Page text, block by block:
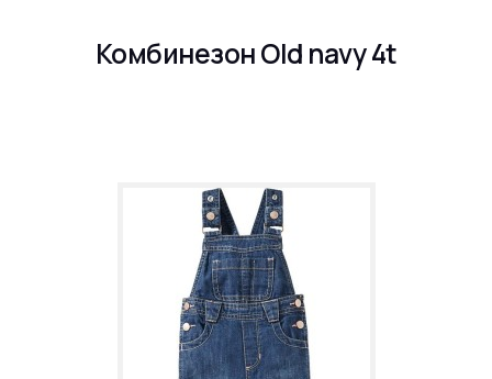
Комбинезон Old navy 4t